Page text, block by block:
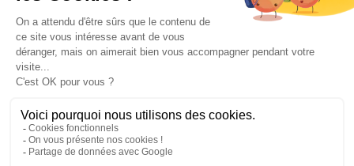
© 2026 - Côté Formations - par Via Compétences
Menu Pied de page
Mentions Légales